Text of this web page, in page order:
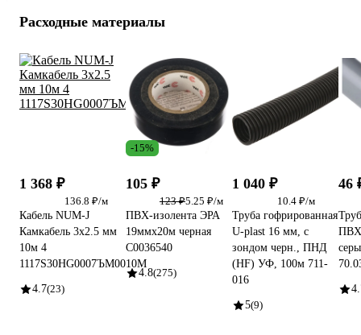
Расходные материалы
1 368 ₽
136.8 ₽/м
Кабель NUM-J
Камкабель 3x2.5 мм
10м 4
1117S30HG0007ЪM0010М
4.7(23)
-15%
105 ₽
123 ₽5.25 ₽/м
ПВХ-изолента ЭРА
19ммх20м черная
C0036540
4.8(275)
1 040 ₽
10.4 ₽/м
Труба гофрированная
U-plast 16 мм, с
зондом черн., ПНД
(HF) УФ, 100м 711-
016
5(9)
46
ПВХ